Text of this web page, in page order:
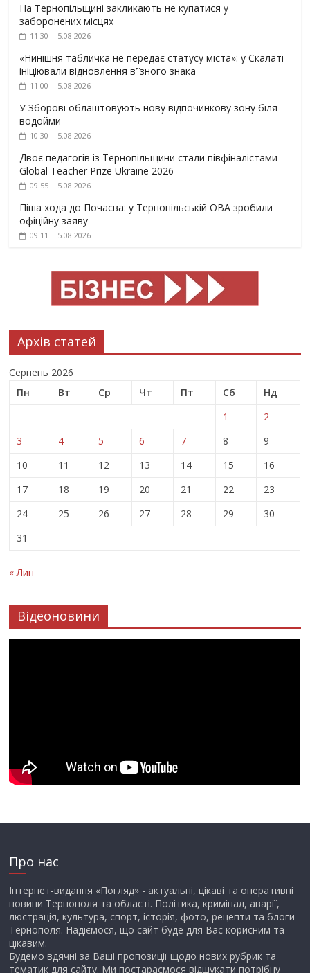
На Тернопільщині закликають не купатися у
заборонених місцях
11:30 | 5.08.2026
«Нинішня табличка не передає статусу міста»: у Скалаті
ініціювали відновлення в’їзного знака
11:00 | 5.08.2026
У Зборові облаштовують нову відпочинкову зону біля
водойми
10:30 | 5.08.2026
Двоє педагогів із Тернопільщини стали півфіналістами
Global Teacher Prize Ukraine 2026
09:55 | 5.08.2026
Піша хода до Почаєва: у Тернопільській ОВА зробили
офіційну заяву
09:11 | 5.08.2026
Архів статей
Серпень 2026
Пн
Вт Ср Чт Пт Сб
Нд
1
2
3
4 5 6 7 8
9
10
11 12 13 14 15
16
17
18 19 20 21 22
23
24
25 26 27 28 29
30
31
« Лип
Відеоновини
Про нас
Інтернет-видання «Погляд» - актуальні, цікаві та оперативні
новини Тернополя та області. Політика, кримінал, аварії,
люстрація, культура, спорт, історія, фото, рецепти та блоги
Тернополя. Надіємося, що сайт буде для Вас корисним та
цікавим.
Будемо вдячні за Ваші пропозиції щодо нових рубрик та
тематик для сайту. Ми постараємося відшукати потрібну